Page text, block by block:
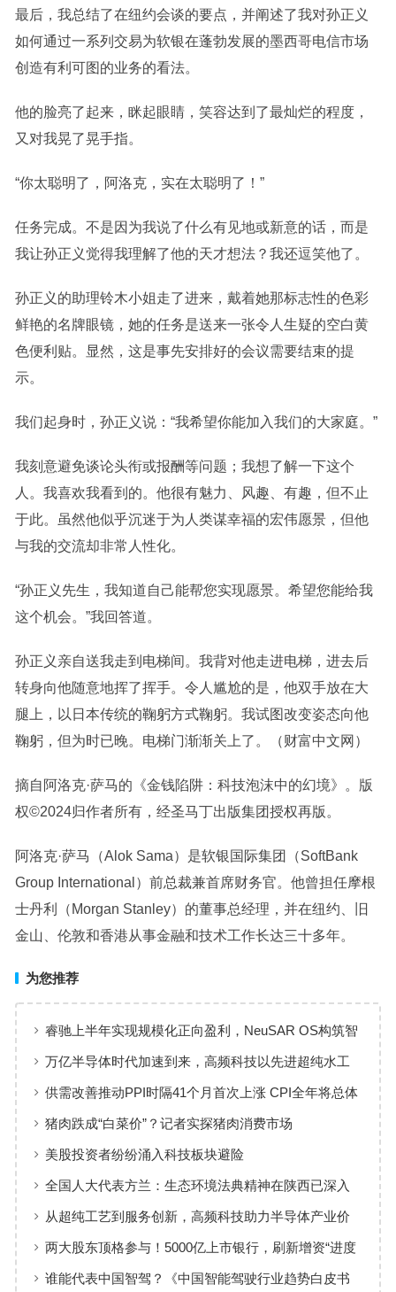
最后，我总结了在纽约会谈的要点，并阐述了我对孙正义
如何通过一系列交易为软银在蓬勃发展的墨西哥电信市场
创造有利可图的业务的看法。
他的脸亮了起来，眯起眼睛，笑容达到了最灿烂的程度，
又对我晃了晃手指。
“你太聪明了，阿洛克，实在太聪明了！”
任务完成。不是因为我说了什么有见地或新意的话，而是
我让孙正义觉得我理解了他的天才想法？我还逗笑他了。
孙正义的助理铃木小姐走了进来，戴着她那标志性的色彩
鲜艳的名牌眼镜，她的任务是送来一张令人生疑的空白黄
色便利贴。显然，这是事先安排好的会议需要结束的提
示。
我们起身时，孙正义说：“我希望你能加入我们的大家庭。”
我刻意避免谈论头衔或报酬等问题；我想了解一下这个
人。我喜欢我看到的。他很有魅力、风趣、有趣，但不止
于此。虽然他似乎沉迷于为人类谋幸福的宏伟愿景，但他
与我的交流却非常人性化。
“孙正义先生，我知道自己能帮您实现愿景。希望您能给我
这个机会。”我回答道。
孙正义亲自送我走到电梯间。我背对他走进电梯，进去后
转身向他随意地挥了挥手。令人尴尬的是，他双手放在大
腿上，以日本传统的鞠躬方式鞠躬。我试图改变姿态向他
鞠躬，但为时已晚。电梯门渐渐关上了。（财富中文网）
摘自阿洛克·萨马的《金钱陷阱：科技泡沫中的幻境》。版
权©2024归作者所有，经圣马丁出版集团授权再版。
阿洛克·萨马（Alok Sama）是软银国际集团（SoftBank
Group International）前总裁兼首席财务官。他曾担任摩根
士丹利（Morgan Stanley）的董事总经理，并在纽约、旧
金山、伦敦和香港从事金融和技术工作长达三十多年。
为您推荐
睿驰上半年实现规模化正向盈利，NeuSAR OS构筑智
能汽车软件增长新引擎
万亿半导体时代加速到来，高频科技以先进超纯水工
艺赋能高端制造
供需改善推动PPI时隔41个月首次上涨 CPI全年将总体
保持温和上涨趋势
猪肉跌成“白菜价”？记者实探猪肉消费市场
美股投资者纷纷涌入科技板块避险
全国人大代表方兰：生态环境法典精神在陕西已深入
人心
从超纯工艺到服务创新，高频科技助力半导体产业价
值共创
两大股东顶格参与！5000亿上市银行，刷新增资“进度
条”
谁能代表中国智驾？《中国智能驾驶行业趋势白皮书